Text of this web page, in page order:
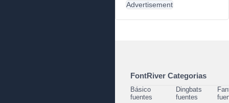
Advertisement
FontRiver Categorias
Básico
fuentes
Dingbats
fuentes